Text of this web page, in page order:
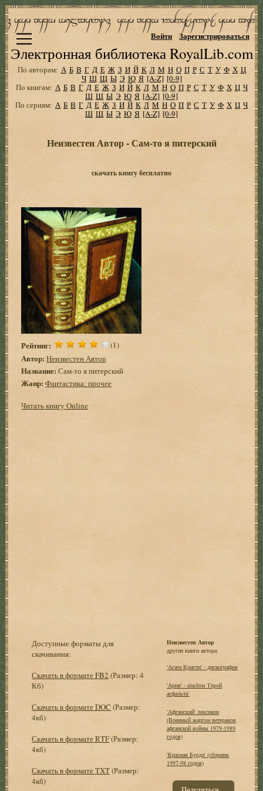
Электронная библиотека RoyalLib.com
Войти Зарегистрироваться
По авторам: А Б В Г Д Е Ж З И Й К Л М Н О П Р С Т У Ф Х Ц
Ч Ш Щ Ы Э Ю Я [A-Z] [0-9]
По книгам: А Б В Г Д Е Ж З И Й К Л М Н О П Р С Т У Ф Х Ц Ч
Ш Щ Ы Э Ю Я [A-Z] [0-9]
По сериям: А Б В Г Д Е Ж З И Й К Л М Н О П Р С Т У Ф Х Ц Ч
Ш Щ Ы Э Ю Я [A-Z] [0-9]
Неизвестен Автор - Сам-то я питеpский
скачать книгу бесплатно
Рейтинг: (1)
Автор: Неизвестен Автор
Название: Сам-то я питеpский
Жанр: Фантастика: прочее
Читать книгу Online
Доступные форматы для
скачивания:
Скачать в формате FB2 (Размер: 4
Кб)
Скачать в формате DOC (Размер:
4кб)
Скачать в формате RTF(Размер:
4кб)
Скачать в формате TXT(Размер:
4кб)
Неизвестен Автор
другие книги автора:
'Агата Кристи' - дискография
'Ария' - альбом 'Герой
асфальта'
'Афганский' лексикон
(Военный жаргон ветеранов
афганской войны 1979-1989
годов)
'Красная Бурда' (сборник
1997-98 годов)